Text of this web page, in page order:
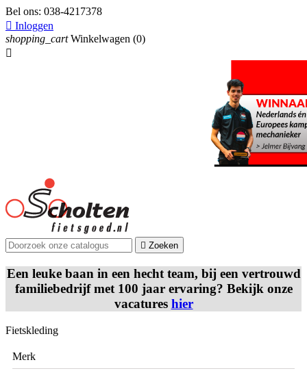
Bel ons: 038-4217378
 Inloggen
shopping_cart Winkelwagen (0)

 Zoeken
Een leuke baan in een hecht team, bij een vertrouwd
familiebedrijf met 100 jaar ervaring? Bekijk onze
vacatures hier
Fietskleding
Merk